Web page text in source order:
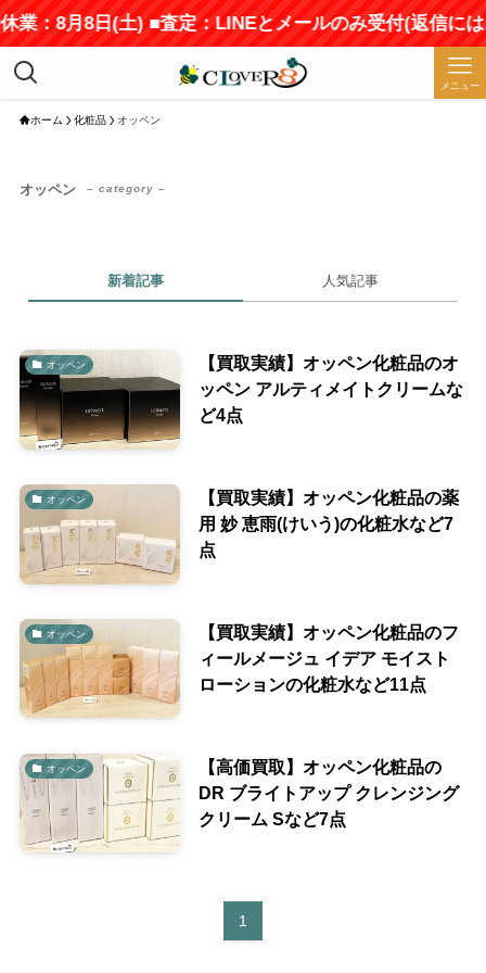
業：8月8日(土) ■査定：LINEとメールのみ受付(返信には
メニュー
ホーム 化粧品 オッペン
オッペン – category –
新着記事 人気記事
オッペン
【買取実績】オッペン化粧品のオ
ッペン アルティメイトクリームな
ど4点
オッペン
【買取実績】オッペン化粧品の薬
用 妙 恵雨(けいう)の化粧水など7
点
オッペン
【買取実績】オッペン化粧品のフ
ィールメージュ イデア モイスト
ローションの化粧水など11点
オッペン
【高価買取】オッペン化粧品の
DR ブライトアップ クレンジング
クリーム Sなど7点
1